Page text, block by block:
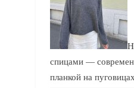
спицами —
планкой на пуговицах